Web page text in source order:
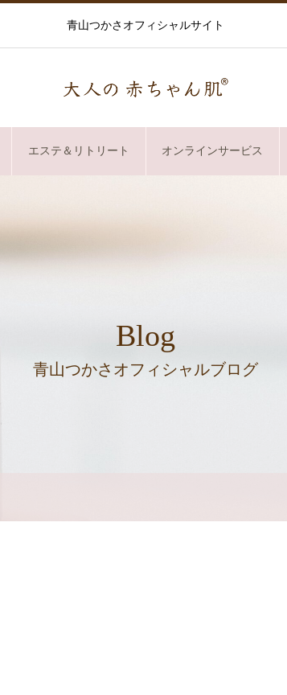
青山つかさオフィシャルサイト
エステ＆リトリート オンラインサービス
Blog
青山つかさオフィシャルブログ